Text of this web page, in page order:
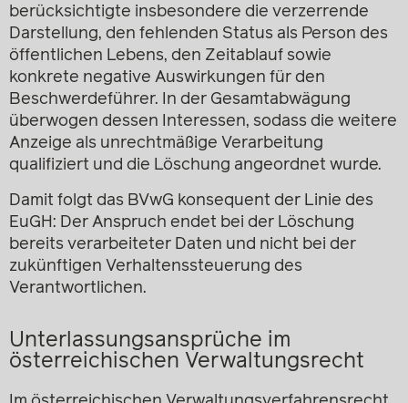
berücksichtigte insbesondere die verzerrende
Darstellung, den fehlenden Status als Person des
öffentlichen Lebens, den Zeitablauf sowie
konkrete negative Auswirkungen für den
Beschwerdeführer. In der Gesamtabwägung
überwogen dessen Interessen, sodass die weitere
Anzeige als unrechtmäßige Verarbeitung
qualifiziert und die Löschung angeordnet wurde.
Damit folgt das BVwG konsequent der Linie des
EuGH: Der Anspruch endet bei der Löschung
bereits verarbeiteter Daten und nicht bei der
zukünftigen Verhaltenssteuerung des
Verantwortlichen.
Unterlassungsansprüche im
österreichischen Verwaltungsrecht